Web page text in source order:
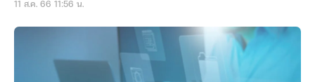
11 ส.ค. 66 11:56 น.